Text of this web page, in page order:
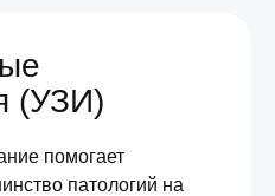
(УЗИ)
помогает
патологий на